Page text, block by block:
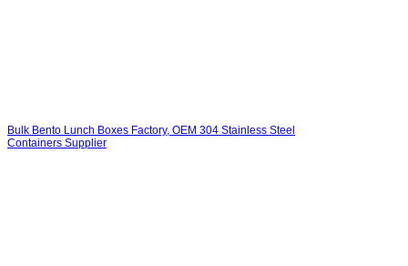
Bulk Bento Lunch Boxes Factory, OEM 304 Stainless Steel
Containers Supplier